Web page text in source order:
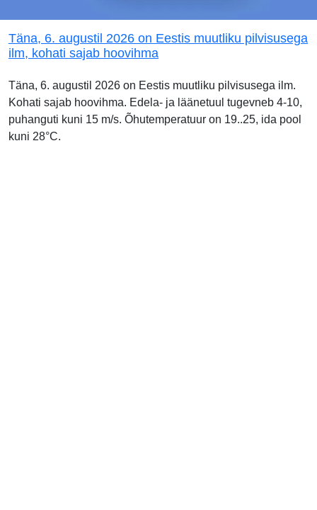
Täna, 6. augustil 2026 on Eestis muutliku pilvisusega
ilm, kohati sajab hoovihma
Täna, 6. augustil 2026 on Eestis muutliku pilvisusega ilm.
Kohati sajab hoovihma. Edela- ja läänetuul tugevneb 4-10,
puhanguti kuni 15 m/s. Õhutemperatuur on 19..25, ida pool
kuni 28°C.